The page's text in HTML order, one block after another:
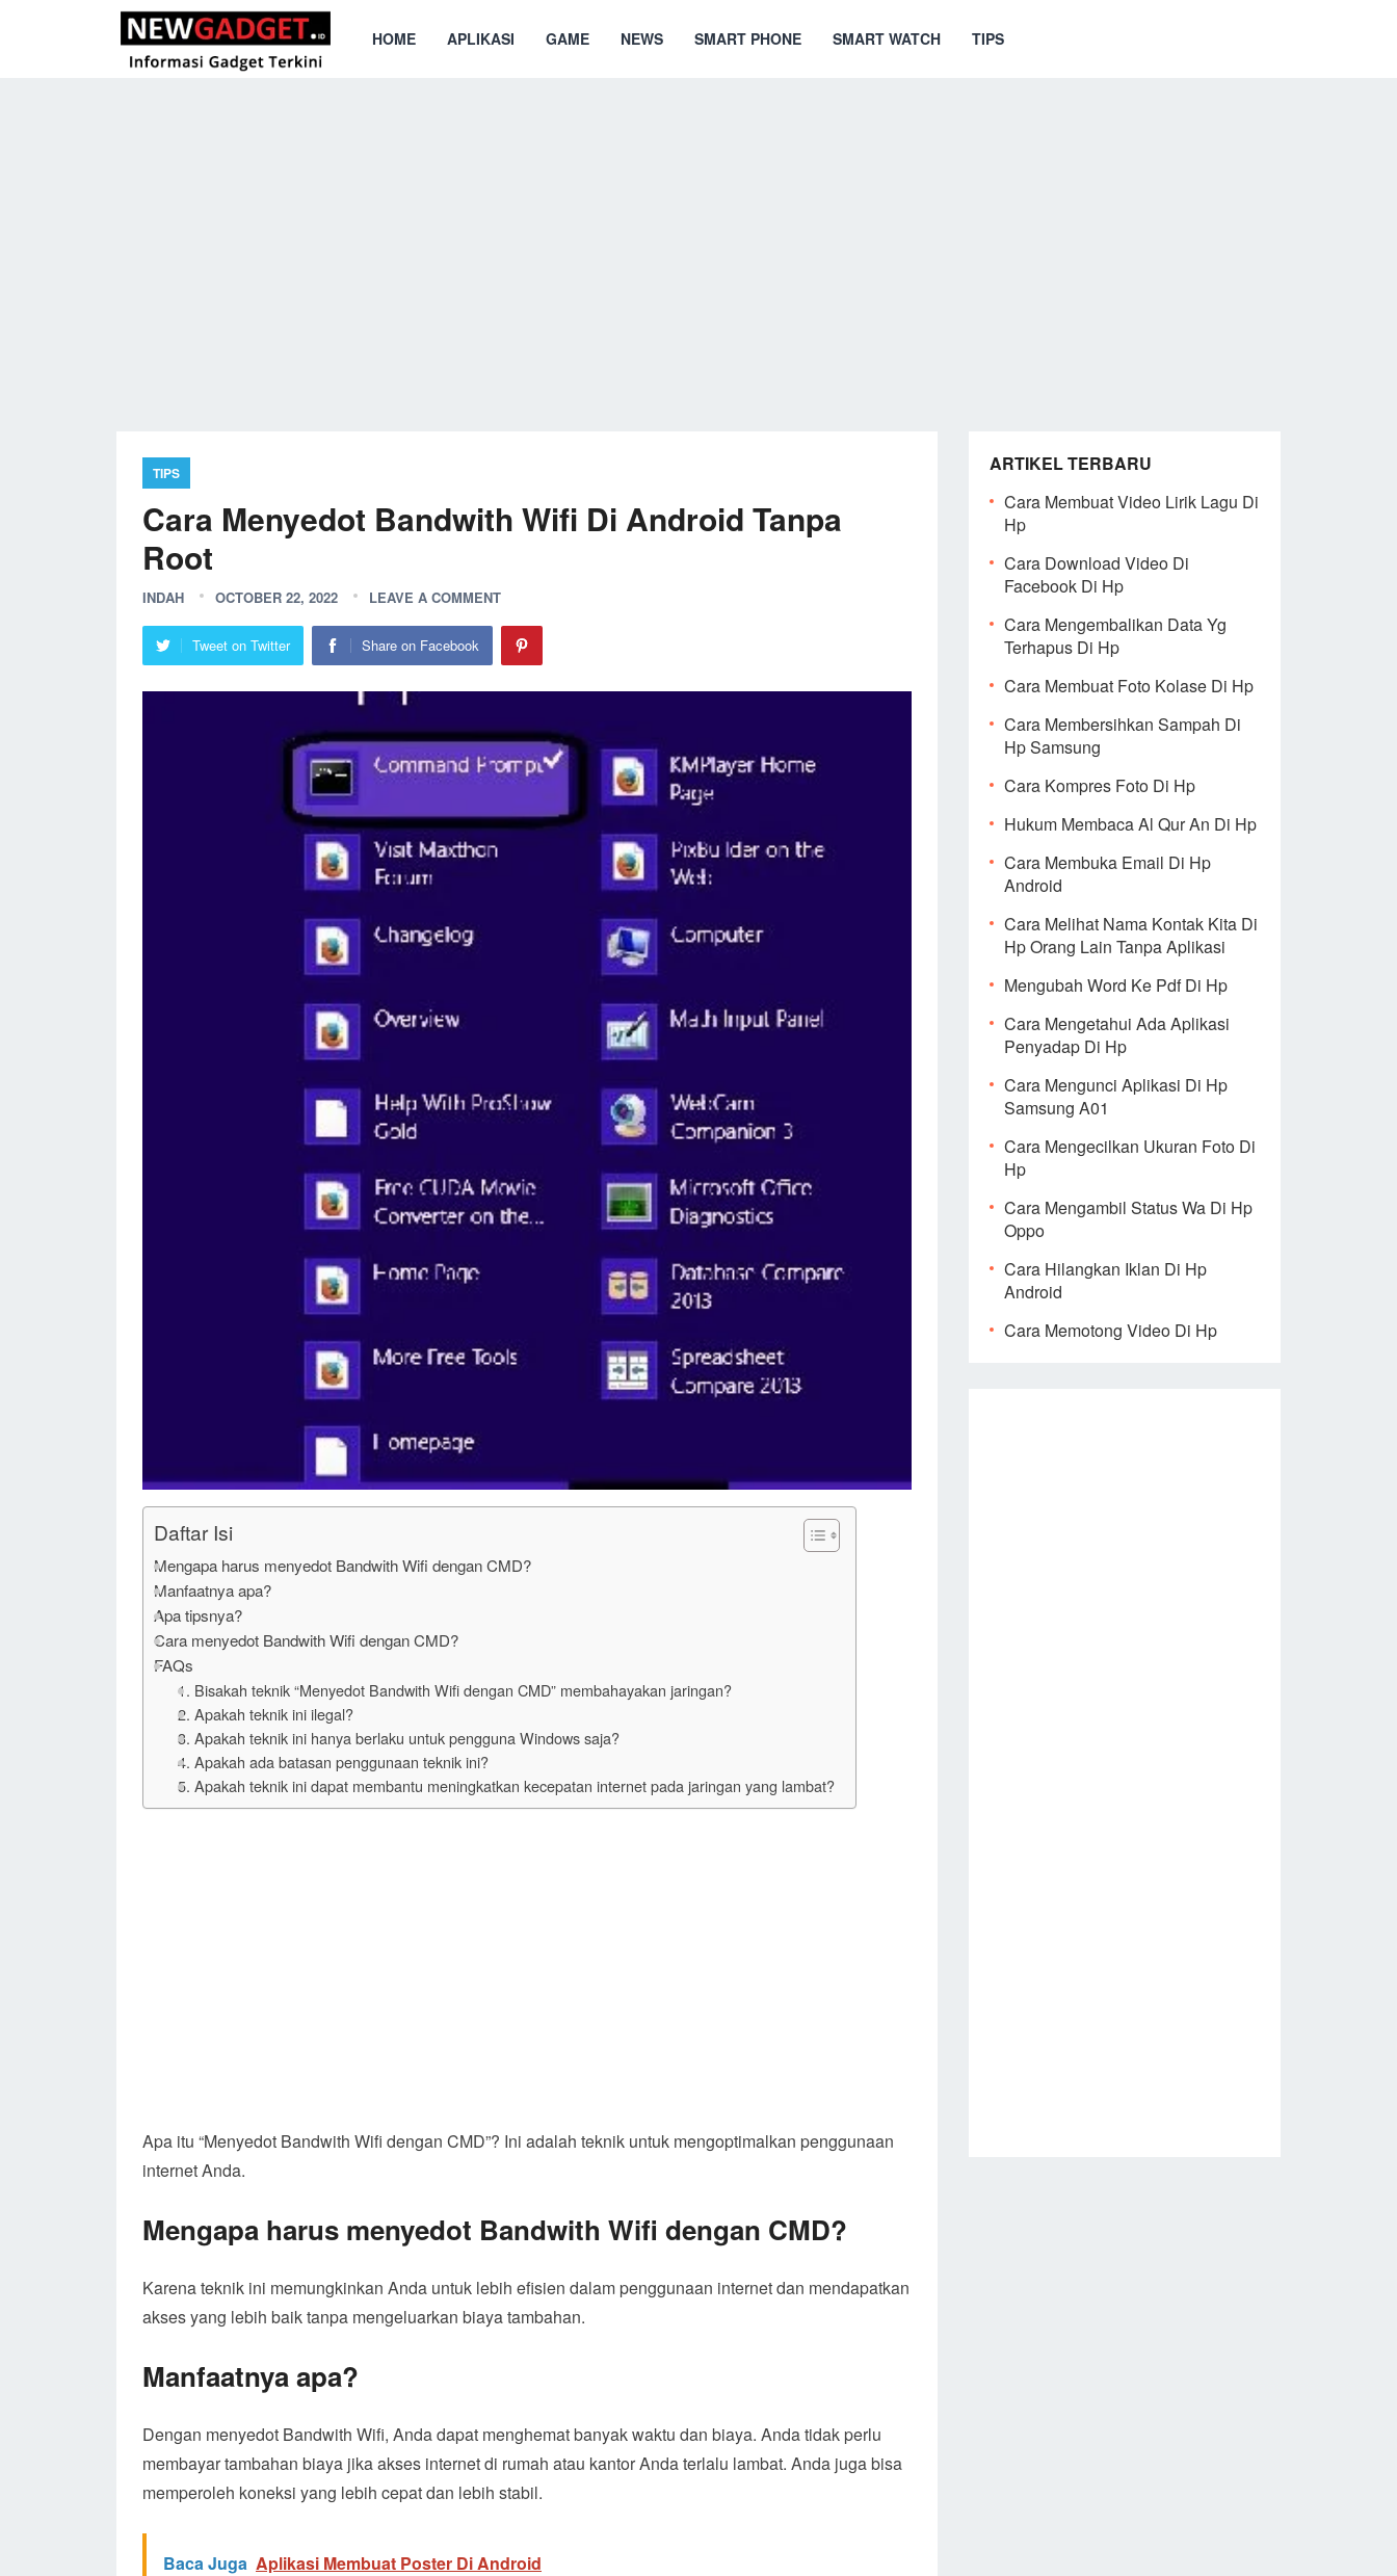
HOME APLIKASI GAME NEWS SMART PHONE SMART WATCH TIPS
TIPS
Cara Menyedot Bandwith Wifi Di Android Tanpa
Root
INDAH OCTOBER 22, 2022 LEAVE A COMMENT
Tweet on Twitter Share on Facebook
Daftar Isi
Mengapa harus menyedot Bandwith Wifi dengan CMD?
Manfaatnya apa?
Apa tipsnya?
Cara menyedot Bandwith Wifi dengan CMD?
FAQs
1. Bisakah teknik “Menyedot Bandwith Wifi dengan CMD” membahayakan jaringan?
2. Apakah teknik ini ilegal?
3. Apakah teknik ini hanya berlaku untuk pengguna Windows saja?
4. Apakah ada batasan penggunaan teknik ini?
5. Apakah teknik ini dapat membantu meningkatkan kecepatan internet pada jaringan yang lambat?
Apa itu “Menyedot Bandwith Wifi dengan CMD”? Ini adalah teknik untuk mengoptimalkan penggunaan
internet Anda.
Mengapa harus menyedot Bandwith Wifi dengan CMD?
Karena teknik ini memungkinkan Anda untuk lebih efisien dalam penggunaan internet dan mendapatkan
akses yang lebih baik tanpa mengeluarkan biaya tambahan.
Manfaatnya apa?
Dengan menyedot Bandwith Wifi, Anda dapat menghemat banyak waktu dan biaya. Anda tidak perlu
membayar tambahan biaya jika akses internet di rumah atau kantor Anda terlalu lambat. Anda juga bisa
memperoleh koneksi yang lebih cepat dan lebih stabil.
Baca Juga Aplikasi Membuat Poster Di Android
ARTIKEL TERBARU
Cara Membuat Video Lirik Lagu Di
Hp
Cara Download Video Di
Facebook Di Hp
Cara Mengembalikan Data Yg
Terhapus Di Hp
Cara Membuat Foto Kolase Di Hp
Cara Membersihkan Sampah Di
Hp Samsung
Cara Kompres Foto Di Hp
Hukum Membaca Al Qur An Di Hp
Cara Membuka Email Di Hp
Android
Cara Melihat Nama Kontak Kita Di
Hp Orang Lain Tanpa Aplikasi
Mengubah Word Ke Pdf Di Hp
Cara Mengetahui Ada Aplikasi
Penyadap Di Hp
Cara Mengunci Aplikasi Di Hp
Samsung A01
Cara Mengecilkan Ukuran Foto Di
Hp
Cara Mengambil Status Wa Di Hp
Oppo
Cara Hilangkan Iklan Di Hp
Android
Cara Memotong Video Di Hp